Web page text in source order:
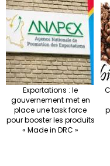
Exportations : le
gouvernement met en
place une task force
pour booster les produits
« Made in DRC »